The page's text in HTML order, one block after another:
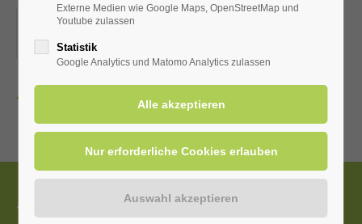
05.05.2026, 18:15
ORT: AUF DEM SPORTPLATZ
Tourist-Information
Externe Medien wie Google Maps, OpenStreetMap und
Youtube zulassen
Statistik
Google Analytics und Matomo Analytics zulassen